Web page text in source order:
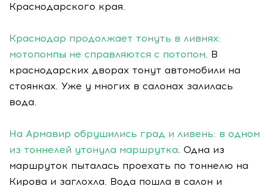
Краснодарского края.
Краснодар продолжает тонуть в ливнях:
мотопомпы не справляются с потопом. В
краснодарских дворах тонут автомобили на
стоянках. Уже у многих в салонах залилась
вода.
На Армавир обрушились град и ливень: в одном
из тоннелей утонула маршрутка. Одна из
маршруток пыталась проехать по тоннелю на
Кирова и заглохла. Вода пошла в салон и